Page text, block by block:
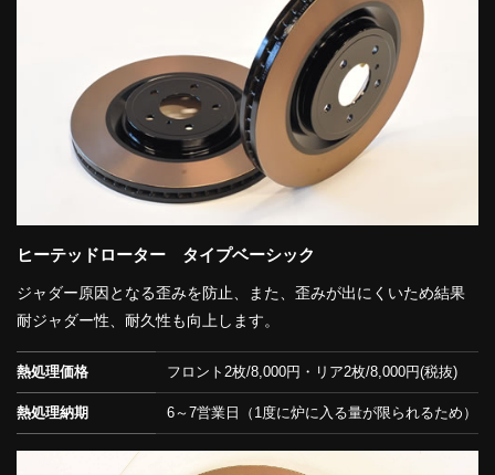
ヒーテッドローター タイプベーシック
ジャダー原因となる歪みを防止、また、歪みが出にくいため結果
耐ジャダー性、耐久性も向上します。
熱処理価格 フロント2枚/8,000円・リア2枚/8,000円(税抜)
熱処理納期 6～7営業日（1度に炉に入る量が限られるため）